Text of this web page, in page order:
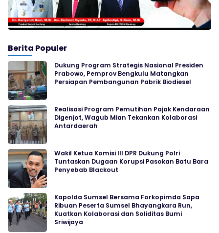
Berita Populer
Dukung Program Strategis Nasional Presiden
Prabowo, Pemprov Bengkulu Matangkan
Persiapan Pembangunan Pabrik Biodiesel
Realisasi Program Pemutihan Pajak Kendaraan
Digenjot, Wagub Mian Tekankan Kolaborasi
Antardaerah
Wakil Ketua Komisi III DPR Dukung Polri
Tuntaskan Dugaan Korupsi Pasokan Batu Bara
Penyebab Blackout
Kapolda Sumsel Bersama Forkopimda Sapa
Ribuan Peserta Sumsel Bhayangkara Run,
Kuatkan Kolaborasi dan Soliditas Bumi
Sriwijaya